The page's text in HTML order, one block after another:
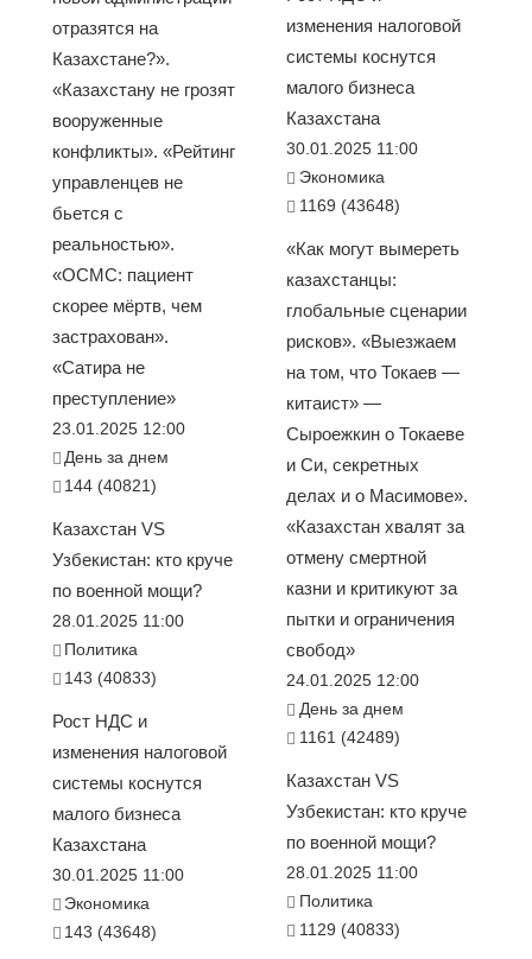
отразятся на
Казахстане?».
«Казахстану не грозят
вооруженные
конфликты». «Рейтинг
управленцев не
бьется с
реальностью».
«ОСМС: пациент
скорее мёртв, чем
застрахован».
«Сатира не
преступление»
23.01.2025 12:00
День за днем
144 (40821)
Казахстан VS
Узбекистан: кто круче
по военной мощи?
28.01.2025 11:00
Политика
143 (40833)
Рост НДС и
изменения налоговой
системы коснутся
малого бизнеса
Казахстана
30.01.2025 11:00
Экономика
143 (43648)
изменения налоговой
системы коснутся
малого бизнеса
Казахстана
30.01.2025 11:00
Экономика
1169 (43648)
«Как могут вымереть
казахстанцы:
глобальные сценарии
рисков». «Выезжаем
на том, что Токаев —
китаист» —
Сыроежкин о Токаеве
и Си, секретных
делах и о Масимове».
«Казахстан хвалят за
отмену смертной
казни и критикуют за
пытки и ограничения
свобод»
24.01.2025 12:00
День за днем
1161 (42489)
Казахстан VS
Узбекистан: кто круче
по военной мощи?
28.01.2025 11:00
Политика
1129 (40833)